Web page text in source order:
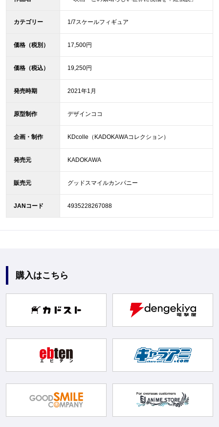
カテゴリー 1/7スケールフィギュア
価格（税別） 17,500円
価格（税込） 19,250円
発売時期 2021年1月
原型制作 デザインココ
企画・制作 KDcolle（KADOKAWAコレクション）
発売元 KADOKAWA
販売元 グッドスマイルカンパニー
JANコード 4935228267088
購入はこちら